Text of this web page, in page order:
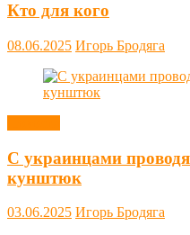
Кто для кого
08.06.2025 Игорь Бродяга
С украинцами
кунштюк
03.06.2025 Игорь Бродяга